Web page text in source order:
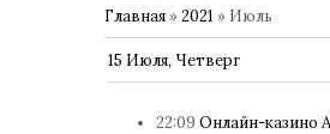
Главная »2021 » Июль
15 Июля, Четверг
22:09 Онлайн-казино